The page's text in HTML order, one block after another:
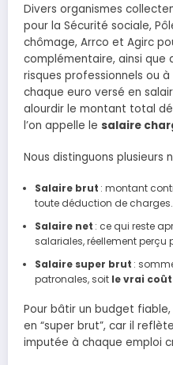
Divers organismes
pour la Sécurité sociale,
chômage, Arrco et Agirc
complémentaire, ainsi que
risques professionnels ou
chaque euro versé en
alourdir le montant total
l’on appelle le salaire
Nous distinguons plusieurs
Salaire brut : montant
toute déduction de charges.
Salaire net : ce qui reste
salariales, réellement perçu
Salaire super brut :
patronales, soit le vrai
Pour bâtir un budget
en “super brut”, car il
imputée à chaque emploi